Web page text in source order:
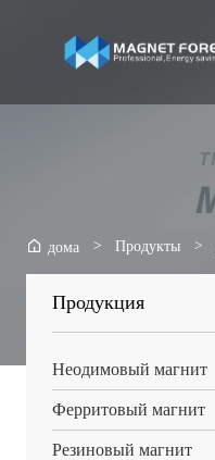
дома > Продукты >
Продукция
Неодимовый магнит
Ферритовый магнит
Резиновый магнит